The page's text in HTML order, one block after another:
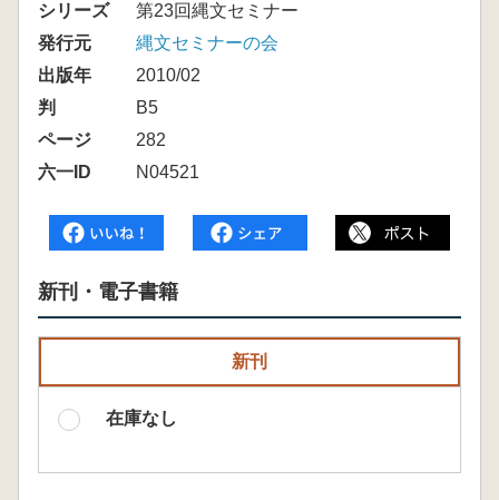
シリーズ
第23回縄文セミナー
発行元
縄文セミナーの会
出版年
2010/02
判
B5
ページ
282
六一ID
N04521
新刊・電子書籍
新刊
在庫なし